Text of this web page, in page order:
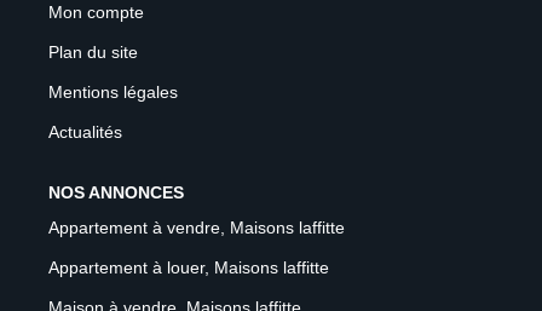
Mon compte
Plan du site
Mentions légales
Actualités
NOS ANNONCES
Appartement à vendre, Maisons laffitte
Appartement à louer, Maisons laffitte